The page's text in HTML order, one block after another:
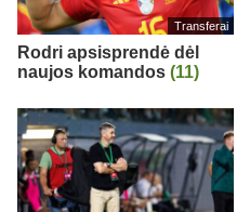
Transferai
Rodri apsisprendė dėl
naujos komandos (11)